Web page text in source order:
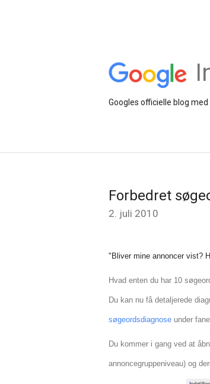
Googles officielle blog
Forbedret
2. juli 2010
"Bliver mine annoncer vist?
Hvad enten du har 10
Du kan nu få detaljerede
søgeordsdiagnose under
Du kommer i gang ved at
annoncegruppeniveau) og